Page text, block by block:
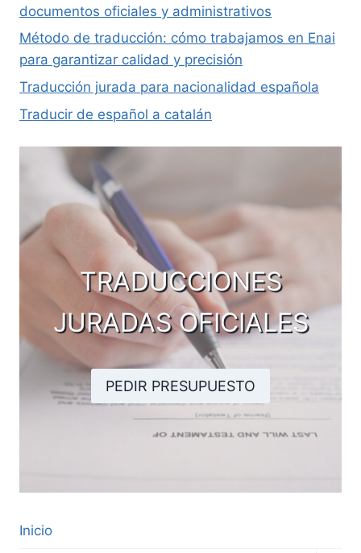
documentos oficiales y administrativos
Método de traducción: cómo trabajamos en Enai
para garantizar calidad y precisión
Traducción jurada para nacionalidad española
Traducir de español a catalán
TRADUCCIONES
JURADAS OFICIALES
PEDIR PRESUPUESTO
Inicio